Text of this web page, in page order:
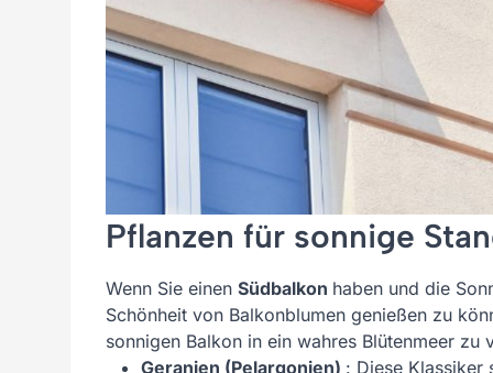
Pflanzen für sonnige
Wenn Sie einen Südbalkon haben und die
Schönheit von Balkonblumen genießen zu
sonnigen Balkon in ein wahres Blütenmeer zu
Geranien (Pelargonien) : Diese Klassiker